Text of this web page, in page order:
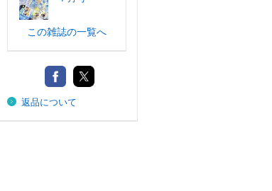
700円
この雑誌の一覧へ
返品について